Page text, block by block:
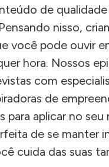
de
nisso,
você pode ouvir
hora. Nossos
com
de
para aplicar no seu
de se manter
cuida das suas